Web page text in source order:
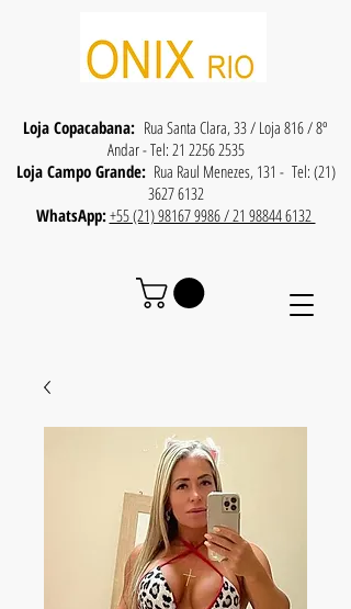
Loja Copacabana: Rua Santa Clara, 33 / Loja 816 / 8º
Andar - Tel: 21 2256 2535
Loja Campo Grande:Rua Raul Menezes, 131 - Tel: (21)
3627 6132
WhatsApp:+55 (21) 98167 9986 / 21 98844 6132